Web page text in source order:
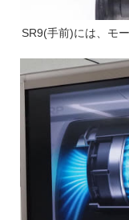
SR9(手前)には、モ